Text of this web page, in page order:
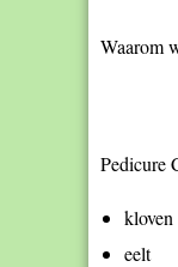
Waarom
Pedicure
kloven
eelt